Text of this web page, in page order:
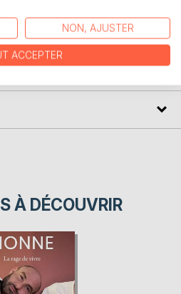
À DÉCOUVRIR
NON, AJUSTER
ACCEPTER